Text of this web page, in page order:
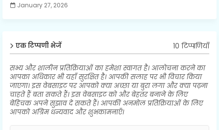
January 27, 2026
एक टिप्पणी भेजें 10 टिप्पणियाँ
सभ्य और शालीन प्रतिक्रियाओं का हमेशा स्वागत है। आलोचना करने का
आपका अधिकार भी यहाँ सुरक्षित है। आपकी सलाह पर भी विचार किया
जाएगा। इस वेबसाइट पर आपको क्या अच्छा या बुरा लगा और क्या पढ़ना
चाहते हैं बता सकते हैं। इस वेबसाइट को और बेहतर बनाने के लिए
बेहिचक अपने सुझाव दे सकते हैं। आपकी अनमोल प्रतिक्रियाओं के लिए
आपको अग्रिम धन्यवाद और शुभकामनाएँ।